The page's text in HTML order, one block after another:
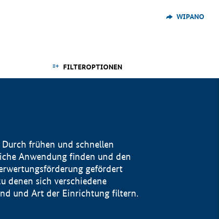
WIPANO
FILTEROPTIONEN
frühen und schnellen
Anwendung finden und den
gefördert
denen sich verschiedene
und Art der Einrichtung filtern.